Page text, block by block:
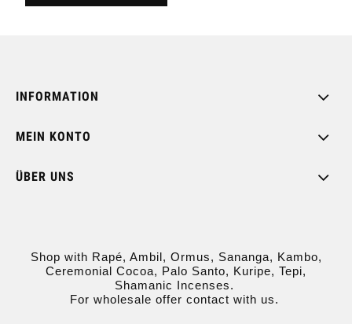
INFORMATION
MEIN KONTO
ÜBER UNS
Shop with Rapé, Ambil, Ormus, Sananga, Kambo,
Ceremonial Cocoa, Palo Santo, Kuripe, Tepi,
Shamanic Incenses.
For wholesale offer contact with us.